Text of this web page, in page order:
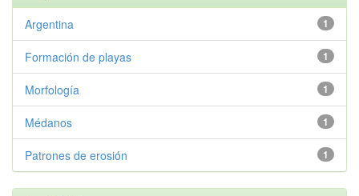
1
Argentina
1
Formación de playas
1
Morfología
1
Médanos
1
Patrones de erosión